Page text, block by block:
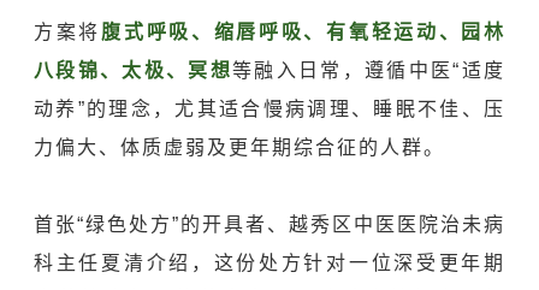
方案将 腹式呼吸、缩唇呼吸、有氧轻运动、园林
八段锦、太极、冥想等融入日常，遵循中医“适度
动养”的理念，尤其适合慢病调理、睡眠不佳、压
力偏大、体质虚弱及更年期综合征的人群。
首张“绿色处方”的开具者、越秀区中医医院治未病
科主任夏清介绍，这份处方针对一位深受更年期